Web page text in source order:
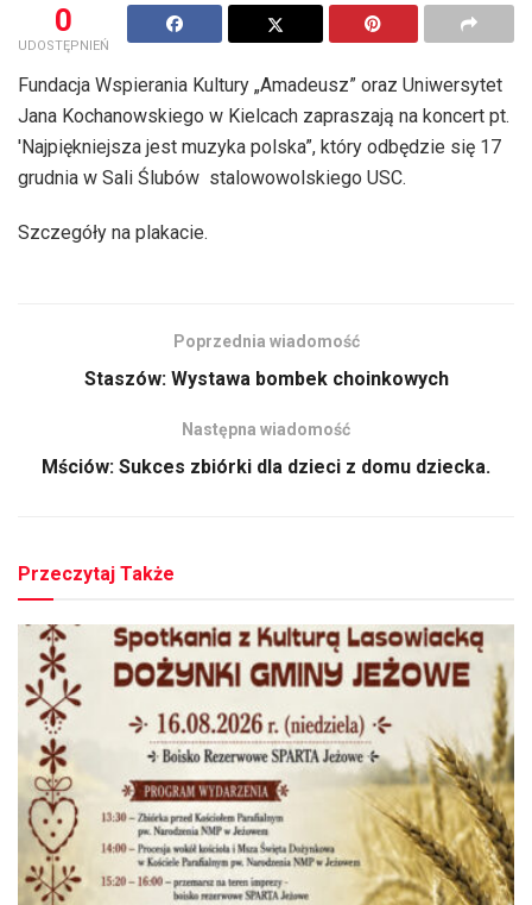
0
UDOSTĘPNIEŃ
Fundacja Wspierania Kultury „Amadeusz” oraz Uniwersytet
Jana Kochanowskiego w Kielcach zapraszają na koncert pt.
'Najpiękniejsza jest muzyka polska”, który odbędzie się 17
grudnia w Sali Ślubów stalowowolskiego USC.
Szczegóły na plakacie.
Poprzednia wiadomość
Staszów: Wystawa bombek choinkowych
Następna wiadomość
Mściów: Sukces zbiórki dla dzieci z domu dziecka.
Przeczytaj Także